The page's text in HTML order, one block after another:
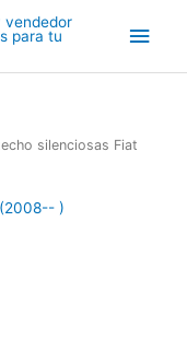
silenciosas Fiat
)